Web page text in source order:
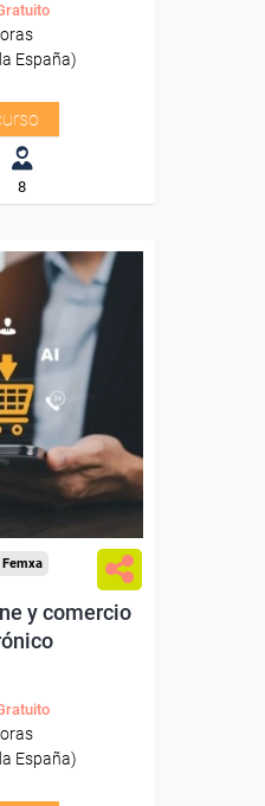
España)
8
100%
Sector
y comercio
España)